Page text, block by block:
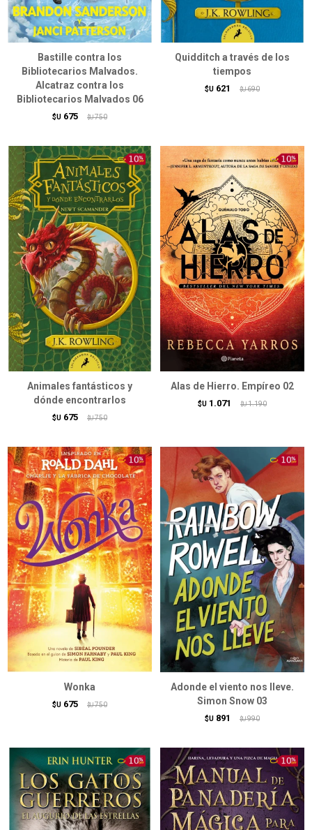
Bastille contra los
Bibliotecarios Malvados.
Alcatraz contra los
Bibliotecarios Malvados 06
$U 675 $U 750
Quidditch a través de los
tiempos
$U 621 $U 690
Animales fantásticos y
dónde encontrarlos
$U 675 $U 750
Alas de Hierro. Empíreo 02
$U 1.071 $U 1.190
Wonka
$U 675 $U 750
Adonde el viento nos lleve.
Simon Snow 03
$U 891 $U 990